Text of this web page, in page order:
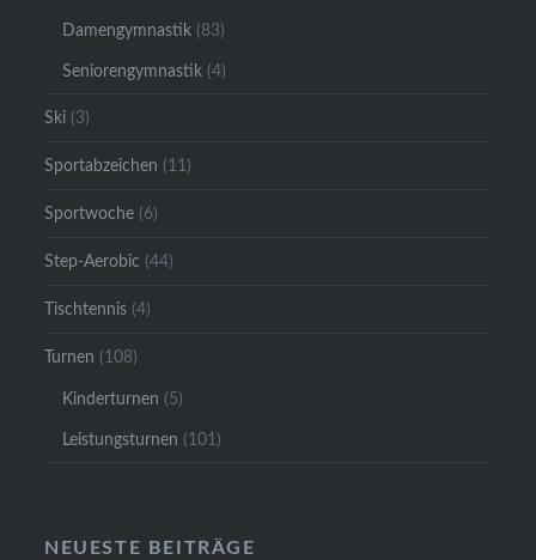
Damengymnastik (83)
Seniorengymnastik (4)
Ski (3)
Sportabzeichen (11)
Sportwoche (6)
Step-Aerobic (44)
Tischtennis (4)
Turnen (108)
Kinderturnen (5)
Leistungsturnen (101)
NEUESTE BEITRÄGE